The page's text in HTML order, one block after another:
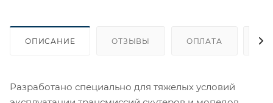
ОПИСАНИЕ ОТЗЫВЫ ОПЛАТА
Разработано специально для тяжелых условий